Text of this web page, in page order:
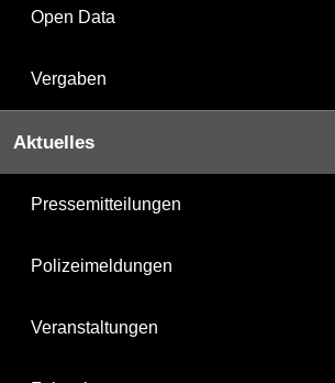
Open Data
Vergaben
Aktuelles
Pressemitteilungen
Polizeimeldungen
Veranstaltungen